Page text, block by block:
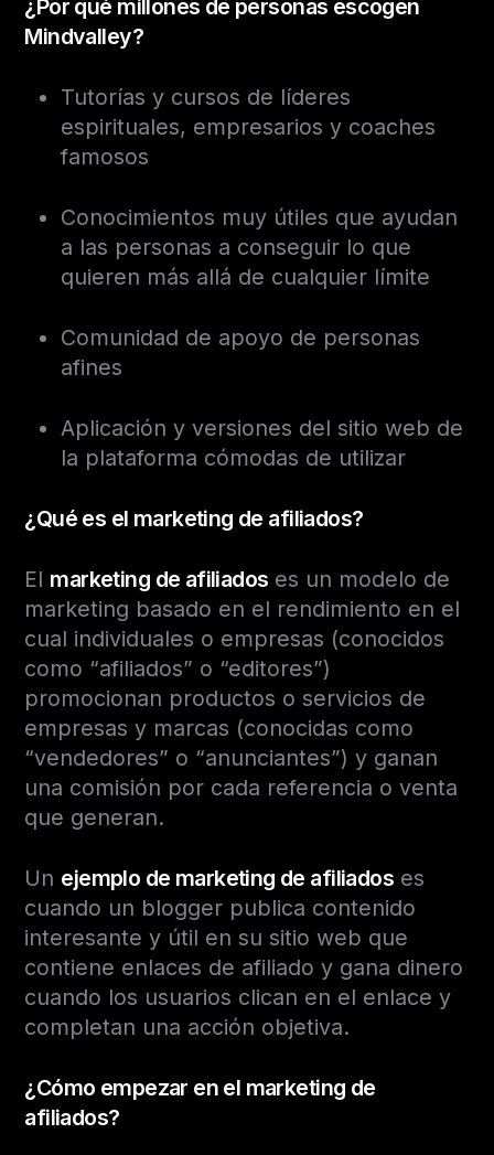
¿Por qué millones de personas escogen
Mindvalley?
Tutorías y cursos de líderes
espirituales, empresarios y coaches
famosos
Conocimientos muy útiles que ayudan
a las personas a conseguir lo que
quieren más allá de cualquier límite
Comunidad de apoyo de personas
afines
Aplicación y versiones del sitio web de
la plataforma cómodas de utilizar
¿Qué es el marketing de afiliados?
El marketing de afiliados es un modelo de
marketing basado en el rendimiento en el
cual individuales o empresas (conocidos
como “afiliados” o “editores”)
promocionan productos o servicios de
empresas y marcas (conocidas como
“vendedores” o “anunciantes”) y ganan
una comisión por cada referencia o venta
que generan.
Un ejemplo de marketing de afiliados es
cuando un blogger publica contenido
interesante y útil en su sitio web que
contiene enlaces de afiliado y gana dinero
cuando los usuarios clican en el enlace y
completan una acción objetiva.
¿Cómo empezar en el marketing de
afiliados?